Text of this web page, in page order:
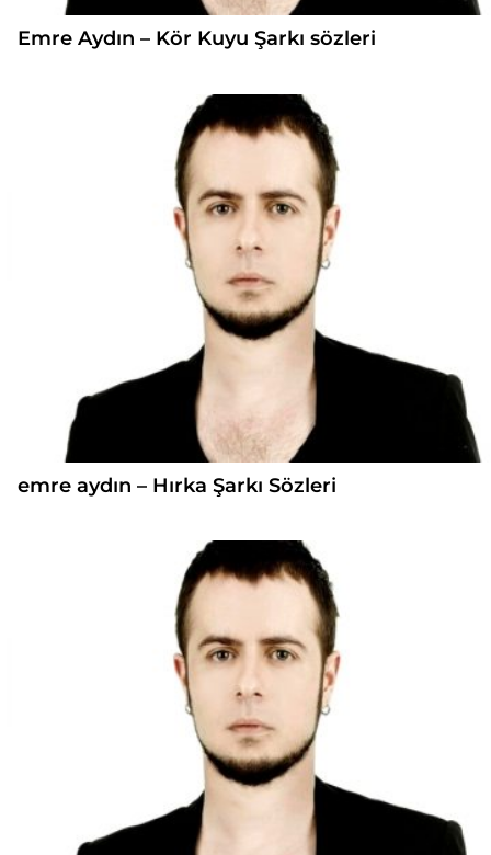
Emre Aydın – Kör Kuyu Şarkı sözleri
emre aydın – Hırka Şarkı Sözleri